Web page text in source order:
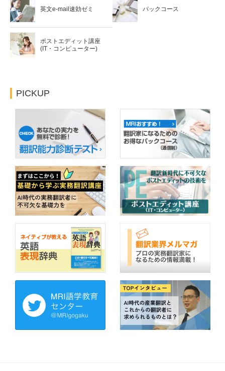
英文e-mail速効ゼミ パックコース
ポストエディット講座
(IT・コンピューター)
PICKUP